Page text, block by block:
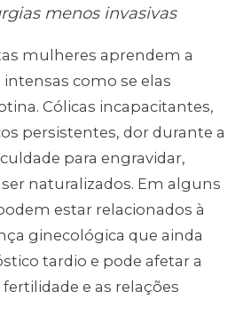
menos invasivas
mulheres aprendem a
como se elas
Cólicas incapacitantes,
persistentes, dor durante a
para engravidar,
naturalizados. Em alguns
estar relacionados à
ginecológica que ainda
tardio e pode afetar a
e as relações